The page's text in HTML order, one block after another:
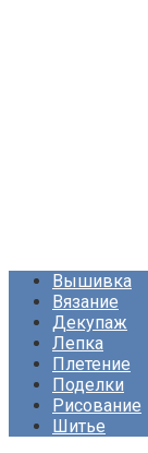
Вышивка
Вязание
Декупаж
Лепка
Плетение
Поделки
Рисование
Шитье